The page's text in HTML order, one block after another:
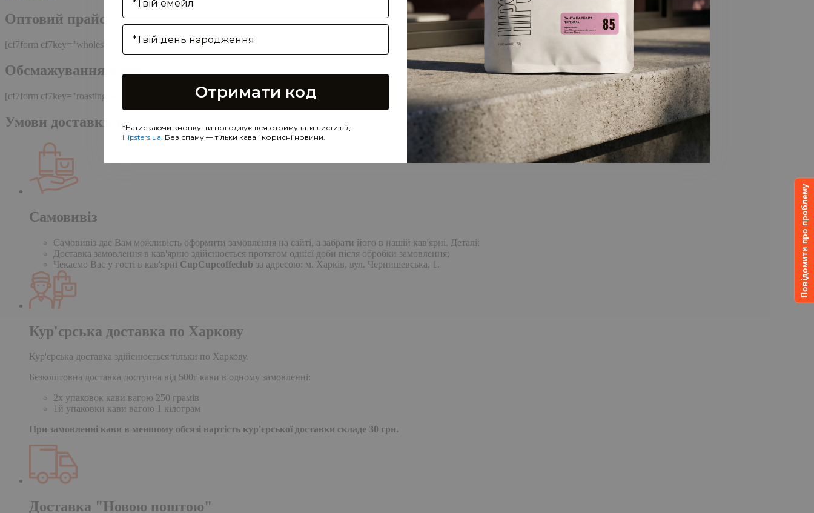
Повідомити про проблему
Оптовий прайс
[cf7form cf7key="wholesale-popup"]
Обсмажування кави
[cf7form cf7key="roasting-popup"]
Умови доставки та оплати
Самовивіз
Самовивіз дає Вам можливість оформити замовлення на сайті, а забрати його в нашій кав'ярні. Деталі:
Доставка замовлення в кав'ярню здійснюється протягом однієї доби після обробки замовлення;
Чекаємо Вас у гості в кав'ярні CupCupcoffeclub за адресою: м. Харків, вул. Чернишевська, 1.
Кур'єрська доставка по Харкову
Кур'єрська доставка здійснюється тільки по Харкову.
Безкоштовна доставка доступна від 500г кави в одному замовленні:
2х упаковок кави вагою 250 грамів
1й упаковки кави вагою 1 кілограм
При замовленні кави в меншому обсязі вартість кур'єрської доставки складе 30 грн.
Доставка "Новою поштою"
Birthday
Отримати код
*Натискаючи кнопку, ти погоджуєшся отримувати листи від
Hipsters.ua. Без спаму — тільки кава і корисні новини.